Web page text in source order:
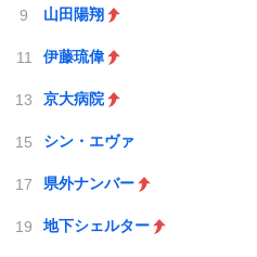
山田陽翔
伊藤琉偉
京大病院
シン・エヴァ
県外ナンバー
地下シェルター